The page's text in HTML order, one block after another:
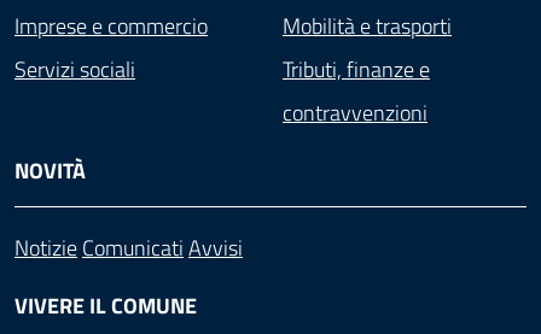
Imprese e commercio
Mobilità e trasporti
Servizi sociali
Tributi, finanze e
contravvenzioni
NOVITÀ
NotizieComunicatiAvvisi
VIVERE IL COMUNE